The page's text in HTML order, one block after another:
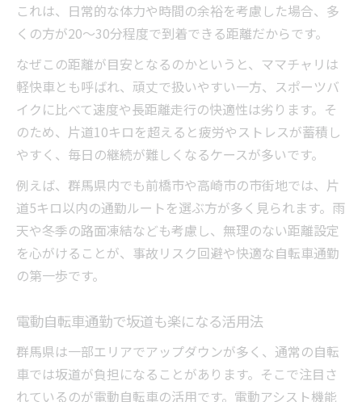
これは、日常的な体力や時間の余裕を考慮した場合、多
くの方が20～30分程度で到着できる距離だからです。
なぜこの距離が目安となるのかというと、ママチャリは
軽快車とも呼ばれ、頑丈で扱いやすい一方、スポーツバ
イクに比べて速度や長距離走行の快適性は劣ります。そ
のため、片道10キロを超えると疲労やストレスが蓄積し
やすく、毎日の継続が難しくなるケースが多いです。
例えば、群馬県内でも前橋市や高崎市の市街地では、片
道5キロ以内の通勤ルートを選ぶ方が多く見られます。雨
天や冬季の路面凍結なども考慮し、無理のない距離設定
を心がけることが、事故リスク回避や快適な自転車通勤
の第一歩です。
電動自転車通勤で坂道も楽になる活用法
群馬県は一部エリアでアップダウンが多く、通常の自転
車では坂道が負担になることがあります。そこで注目さ
れているのが電動自転車の活用です。電動アシスト機能